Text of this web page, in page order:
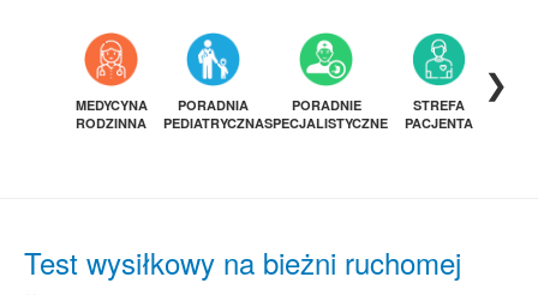
MEDYCYNA
RODZINNA
PORADNIA
PEDIATRYCZNA
PORADNIE
SPECJALISTYCZNE
STREFA
PACJENTA
❯
Test wysiłkowy na bieżni ruchomej